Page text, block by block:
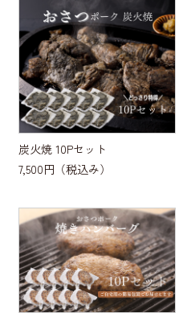
炭火焼 10Pセット
7,500円 （税込み）